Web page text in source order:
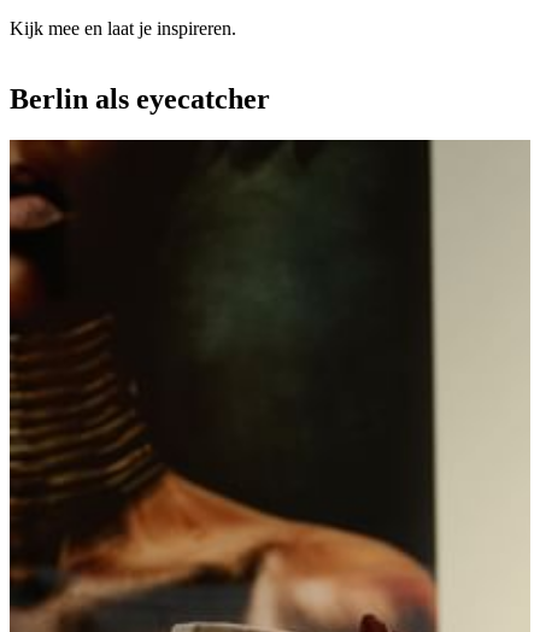
Kijk mee en laat je inspireren.
Berlin als eyecatcher